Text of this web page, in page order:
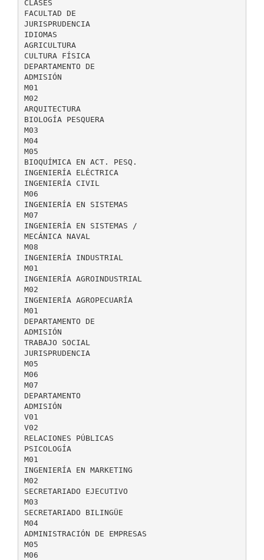
CLASES
FACULTAD DE
JURISPRUDENCIA
IDIOMAS
AGRICULTURA
CULTURA FÍSICA
DEPARTAMENTO DE
ADMISIÓN
M01
M02
ARQUITECTURA
BIOLOGÍA PESQUERA
M03
M04
M05
BIOQUÍMICA EN ACT. PESQ.
INGENIERÍA ELÉCTRICA
INGENIERÍA CIVIL
M06
INGENIERÍA EN SISTEMAS
M07
INGENIERÍA EN SISTEMAS /
MECÁNICA NAVAL
M08
INGENIERÍA INDUSTRIAL
M01
INGENIERÍA AGROINDUSTRIAL
M02
INGENIERÍA AGROPECUARÍA
M01
DEPARTAMENTO DE
ADMISIÓN
TRABAJO SOCIAL
JURISPRUDENCIA
M05
M06
M07
DEPARTAMENTO
ADMISIÓN
V01
V02
RELACIONES PÚBLICAS
PSICOLOGÍA
M01
INGENIERÍA EN MARKETING
M02
SECRETARIADO EJECUTIVO
M03
SECRETARIADO BILINGÜE
M04
ADMINISTRACIÓN DE EMPRESAS
M05
M06